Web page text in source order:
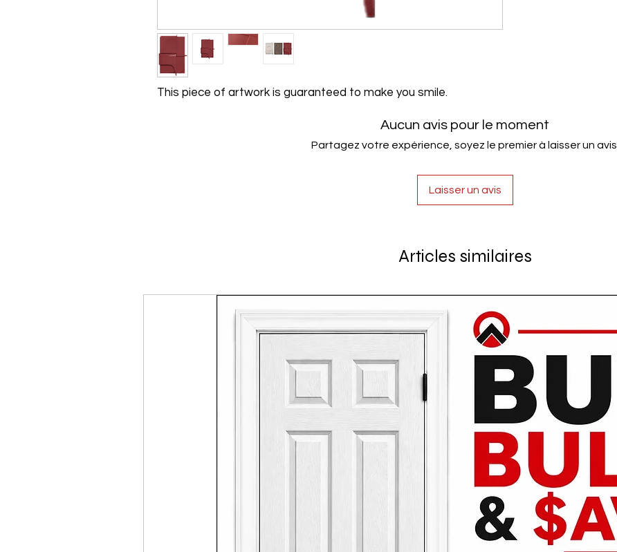
This piece of artwork is guaranteed to make you smile.
Aucun avis pour le moment
Partagez votre expérience, soyez le premier à laisser un avis.
Laisser un avis
Articles similaires